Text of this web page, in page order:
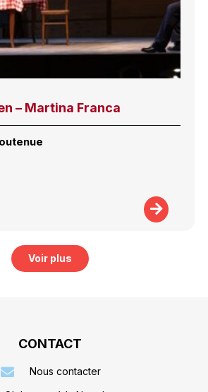
– Martina Franca
Voir plus
CONTACT
Nous contacter